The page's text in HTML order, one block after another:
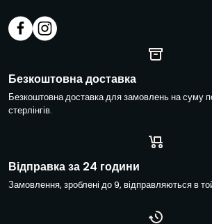
т
а
*
Е
л
е
к
н
н
Безкоштовна доставка
Безкоштовна доставка для замовлень на суму
стерлінгів.
Відправка за 24 години
Замовлення, зроблені до 9, відправляються в